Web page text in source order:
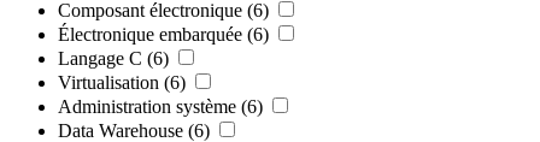
Composant électronique (6)
Électronique embarquée (6)
Langage C (6)
Virtualisation (6)
Administration système (6)
Data Warehouse (6)